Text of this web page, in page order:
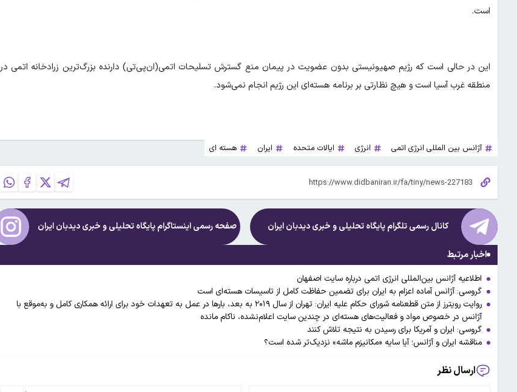
است.
این در حالی است که رژیم صهیونیستی بدون عضویت در پیمان منع گسترش تسلیحات اتمی(ان‌پی‌تی) دارنده بزرگ‌ترین زرادخانه اتمی در
منطقه غرب آسیا است و هیچ نظارتی بر برنامه هسته‌ای این رژیم انجام نمی‌شود.
آژانس بین المللی انرژی اتمی انرژی ایالات متحده ایران هسته ای
کانال رسمی تلگرام پایگاه تحلیلی و خبریدیدبان ایران صفحه رسمی اینستاگرام پایگاه تحلیلی و خبریدیدبان ایران
اخبار مرتبط
اطلاعیه آژانس بین‌المللی انرژی اتمی درباره سایت اصفهان
گروسی: آژانس آماده اعزام به ایران برای تضمین حفاظت کامل از تاسیسات هسته‌ای است
روایت رویترز از متن قطعنامه شورای حکام علیه ایران: تهران از سال ۲۰۱۹ به بعد، بارها در عمل به تعهدات خود برای ارائه همکاری کامل و به‌موقع با
آژانس در خصوص مواد و فعالیت‌های هسته‌ای در چندین سایت اعلام‌نشده، ناکام مانده
گروسی: ایران و آمریکا برای رسیدن به نتیجه تلاش کنند
مناقشه ایران و آژانس؛ آیا سایه «مکانیزم ماشه» نزدیک‌تر شده است؟
ارسال نظر